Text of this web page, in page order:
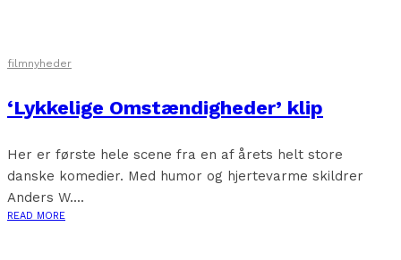
filmnyheder
‘Lykkelige Omstændigheder’ klip
Her er første hele scene fra en af årets helt store
danske komedier. Med humor og hjertevarme skildrer
Anders W....
READ MORE